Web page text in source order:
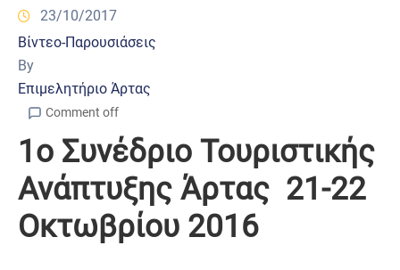
23/10/2017
Βίντεο-Παρουσιάσεις
By
Επιμελητήριο Άρτας
Comment off
1ο Συνέδριο Τουριστικής
Ανάπτυξης Άρτας 21-22
Οκτωβρίου 2016